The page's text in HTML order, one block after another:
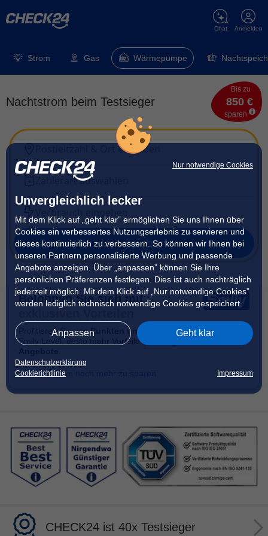
Nur notwendige Cookies
Unvergleichlich lecker
Mit dem Klick auf „geht klar” ermöglichen Sie uns Ihnen über
Cookies ein verbessertes Nutzungserlebnis zu servieren und
dieses kontinuierlich zu verbessern. So können wir Ihnen bei
unseren Partnern personalisierte Werbung und passende
Angebote anzeigen. Über „anpassen” können Sie Ihre
persönlichen Präferenzen festlegen. Dies ist auch nachträglich
jederzeit möglich. Mit dem Klick auf „Nur notwendige Cookies”
werden lediglich technisch notwendige Cookies gespeichert.
Anpassen Geht klar
Datenschutzerklärung
Cookierichtlinie
Impressum
Anmelden
Chat
Strom Gas Wärmepumpe
Nachtstrom beim Testsieger
Bis zu
850 €
sparen
Postleitzahl & Ort eingeben
Zählerart auswählen
Vergleichen
Belohnen Sie sich mit
Profitieren Sie vonPunkten und Cashbacks! Je höher Ihr
Smily Level, desto mehr Vorteile auf
anmelden, um noch mehr zu sparen
CHECK24 ist 40x Testsieger